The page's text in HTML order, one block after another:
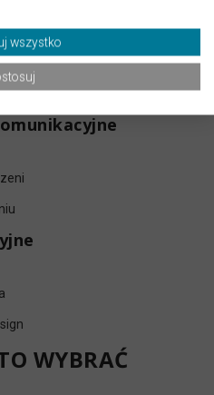
i skandynawskim
przy wyspach kuchennych
WYBRAĆ
wszystko